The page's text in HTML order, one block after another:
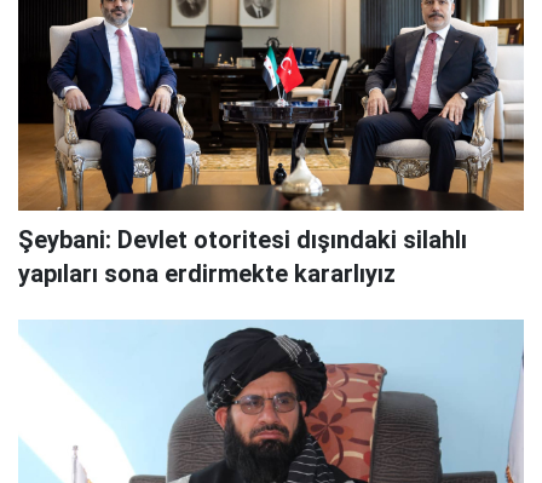
Şeybani: Devlet otoritesi dışındaki silahlı
yapıları sona erdirmekte kararlıyız